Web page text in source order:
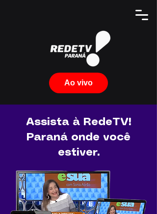
Ao vivo
Assista à RedeTV!
Paraná onde você
estiver.